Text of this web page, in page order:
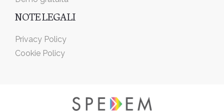
NOTE LEGALI
Privacy Policy
Cookie Policy